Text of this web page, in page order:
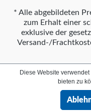
* Alle abgebildeten
zum Erhalt einer
exklusive der
Versand-/
Diese Website
bieten zu